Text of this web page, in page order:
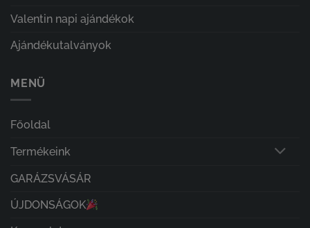
Valentin napi ajándékok
Ajándékutalványok
MENÜ
Főoldal
Termékeink
GARÁZSVÁSÁR
ÚJDONSÁGOK